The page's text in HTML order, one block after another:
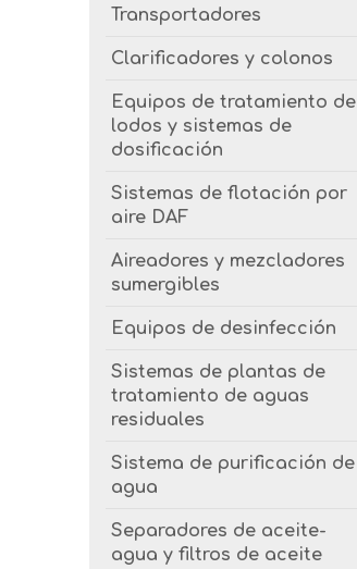
Transportadores
Clarificadores y colonos
Equipos de tratamiento de
lodos y sistemas de
dosificación
Sistemas de flotación por
aire DAF
Aireadores y mezcladores
sumergibles
Equipos de desinfección
Sistemas de plantas de
tratamiento de aguas
residuales
Sistema de purificación de
agua
Separadores de aceite-
agua y filtros de aceite